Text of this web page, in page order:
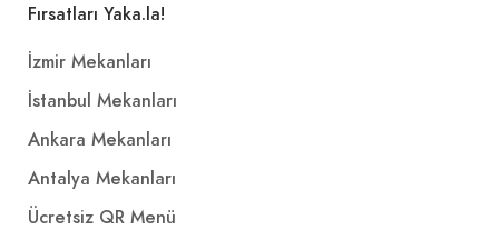
Fırsatları Yaka.la!
İzmir Mekanları
İstanbul Mekanları
Ankara Mekanları
Antalya Mekanları
Ücretsiz QR Menü